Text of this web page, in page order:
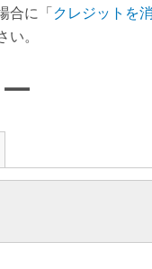
合に「 クレジットを
い。